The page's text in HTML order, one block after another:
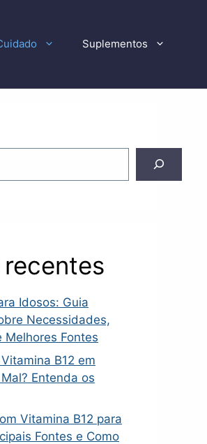
Suplementos
Idosos: Guia
Necessidades,
Melhores Fontes
B12 em
Entenda os
Vitamina B12 para
Fontes e Como